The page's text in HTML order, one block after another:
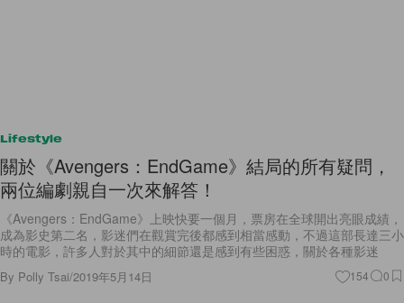
Lifestyle
關於《Avengers：EndGame》結局的所有疑問，
兩位編劇親自一次來解答！
《Avengers：EndGame》上映快要一個月，票房在全球開出亮眼成績，
成為影史第二名，影迷們在觀賞完後都感到相當感動，不過這部長達三小
時的電影，許多人對於其中的細節還是感到有些困惑，關於各種影迷
By Polly Tsai/2019年5月14日 154 0